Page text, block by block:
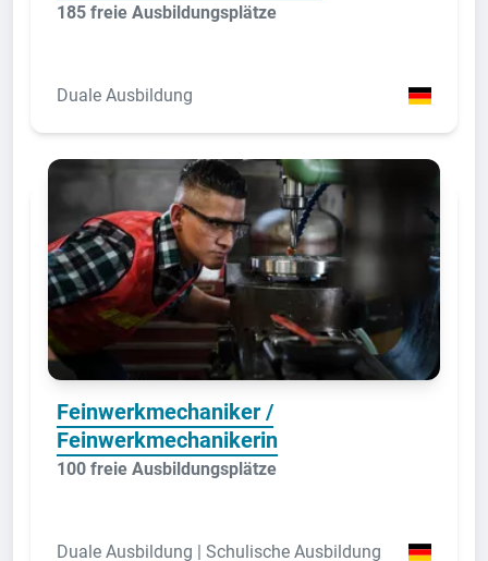
185 freie Ausbildungsplätze
Duale Ausbildung
Feinwerkmechaniker /
Feinwerkmechanikerin
100 freie Ausbildungsplätze
Duale Ausbildung | Schulische Ausbildung